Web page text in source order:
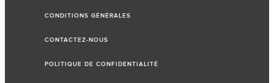
CONDITIONS GÉNÉRALES
CONTACTEZ-NOUS
POLITIQUE DE CONFIDENTIALITÉ